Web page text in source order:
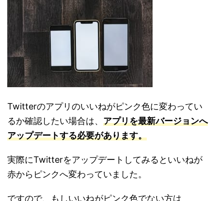
Twitterのアプリのいいねがピンク色に変わってい
るか確認したい場合は、 アプリを最新バージョンへ
アップデートする必要があります。
実際にTwitterをアップデートしてみるといいねが
赤からピンクへ変わっていました。
ですので、もしいいねがピンク色でない方は